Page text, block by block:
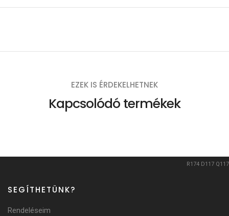
g
EZEK IS ÉRDEKELHETNEK
Kapcsolódó termékek
R174 D117 Q117
SEGÍTHETÜNK?
Rendeléseim